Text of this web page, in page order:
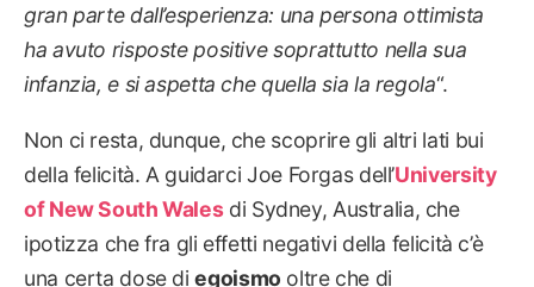
gran parte dall’esperienza: una persona ottimista
ha avuto risposte positive soprattutto nella sua
infanzia, e si aspetta che quella sia la regola“.
Non ci resta, dunque, che scoprire gli altri lati bui
della felicità. A guidarci Joe Forgas dell’University
of New South Walesdi Sydney, Australia, che
ipotizza che fra gli effetti negativi della felicità c’è
una certa dose diegoismo oltre che di